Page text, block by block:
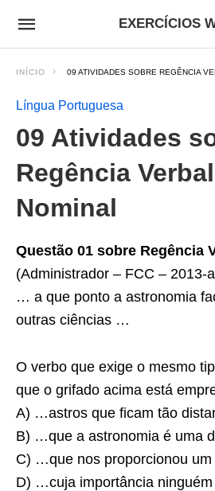
EXERCÍCIOS
INÍCIO 09 ATIVIDADES SOBRE REGÊNCIA
Língua Portuguesa
09 Atividades
Regência
Nominal
Questão 01 sobre Regência
(Administrador – FCC – 2013-
… a que ponto a astronomia
outras ciências …
O verbo que exige o mesmo
que o grifado acima está
A) …astros que ficam tão
B) …que a astronomia é uma
C) …que nos proporcionou
D) …cuja importância